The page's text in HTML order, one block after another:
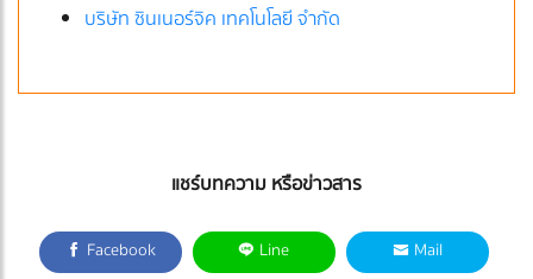
บริษัท ซินเนอร์จิค เทคโนโลยี จำกัด
แชร์บทความ หรือข่าวสาร
Facebook Line Mail